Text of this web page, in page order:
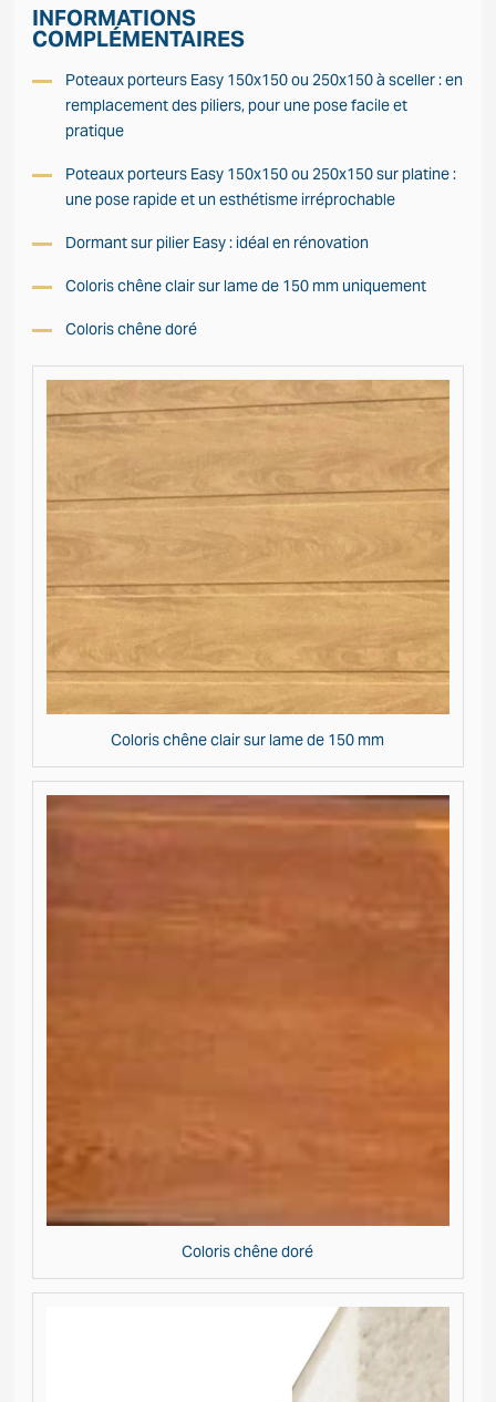
INFORMATIONS
COMPLÉMENTAIRES
Poteaux porteurs Easy 150x150 ou 250x150 à sceller : en
remplacement des piliers, pour une pose facile et
pratique
Poteaux porteurs Easy 150x150 ou 250x150 sur platine :
une pose rapide et un esthétisme irréprochable
Dormant sur pilier Easy : idéal en rénovation
Coloris chêne clair sur lame de 150 mm uniquement
Coloris chêne doré
Coloris chêne clair sur lame de 150 mm
Coloris chêne doré